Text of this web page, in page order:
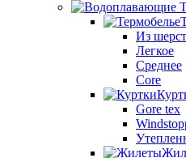
Из
Легкое
Среднее
Core
Gore tex